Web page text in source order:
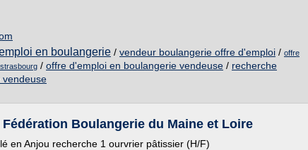
en boulangerie / vendeur boulangerie offre d'emploi / offre
/ offre d'emploi en boulangerie vendeuse / recherche
vendeuse
Boulangerie du Maine et Loire
en Anjou recherche 1 ourvrier pâtissier (H/F)